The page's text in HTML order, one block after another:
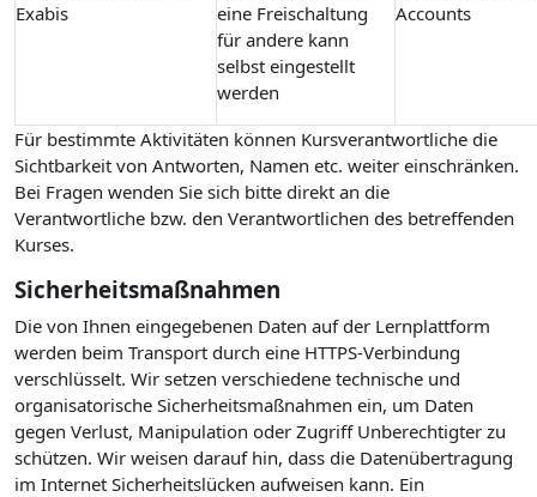
Exabis
eine Freischaltung
für andere kann
selbst eingestellt
werden
Accounts
Für bestimmte Aktivitäten können Kursverantwortliche die
Sichtbarkeit von Antworten, Namen etc. weiter einschränken.
Bei Fragen wenden Sie sich bitte direkt an die
Verantwortliche bzw. den Verantwortlichen des betreffenden
Kurses.
Sicherheitsmaßnahmen
Die von Ihnen eingegebenen Daten auf der Lernplattform
werden beim Transport durch eine HTTPS-Verbindung
verschlüsselt. Wir setzen verschiedene technische und
organisatorische Sicherheitsmaßnahmen ein, um Daten
gegen Verlust, Manipulation oder Zugriff Unberechtigter zu
schützen. Wir weisen darauf hin, dass die Datenübertragung
im Internet Sicherheitslücken aufweisen kann. Ein